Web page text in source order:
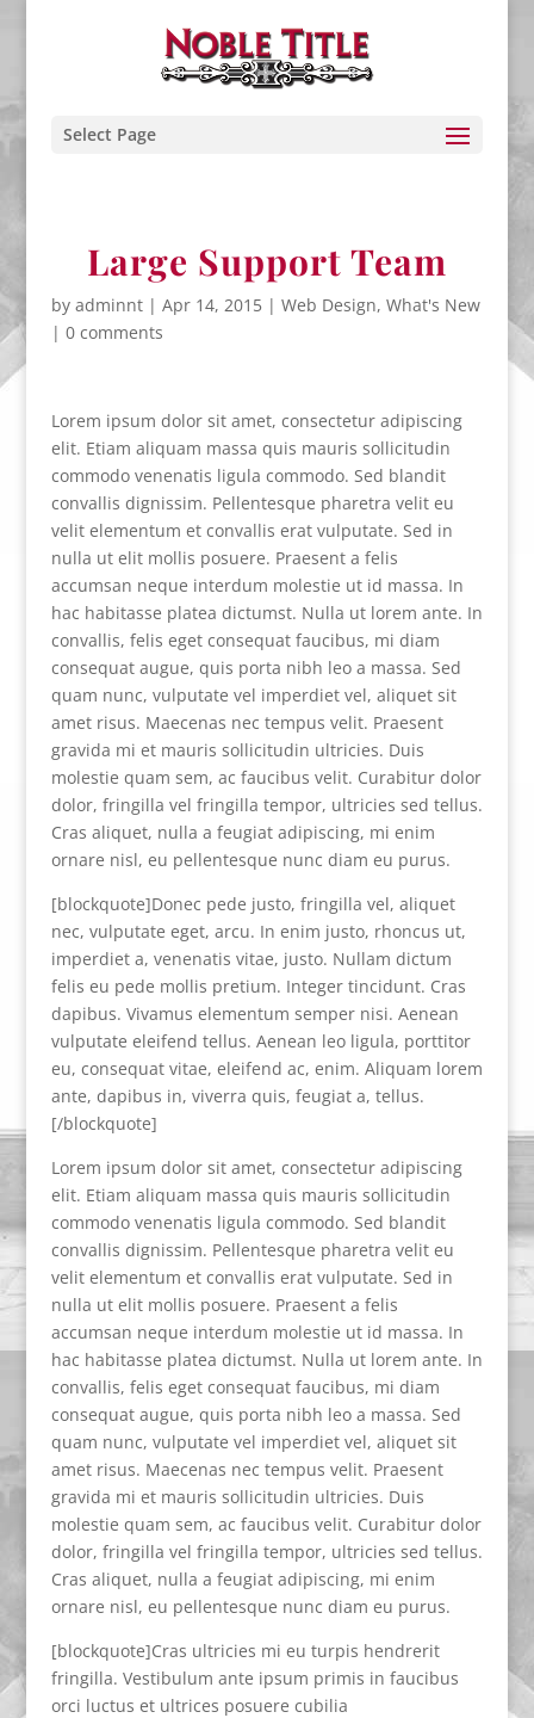
Select Page
Large Support Team
by adminnt| Apr 14, 2015| Web Design, What's New
| 0 comments
Lorem ipsum dolor sit amet, consectetur adipiscing
elit. Etiam aliquam massa quis mauris sollicitudin
commodo venenatis ligula commodo. Sed blandit
convallis dignissim. Pellentesque pharetra velit eu
velit elementum et convallis erat vulputate. Sed in
nulla ut elit mollis posuere. Praesent a felis
accumsan neque interdum molestie ut id massa. In
hac habitasse platea dictumst. Nulla ut lorem ante. In
convallis, felis eget consequat faucibus, mi diam
consequat augue, quis porta nibh leo a massa. Sed
quam nunc, vulputate vel imperdiet vel, aliquet sit
amet risus. Maecenas nec tempus velit. Praesent
gravida mi et mauris sollicitudin ultricies. Duis
molestie quam sem, ac faucibus velit. Curabitur dolor
dolor, fringilla vel fringilla tempor, ultricies sed tellus.
Cras aliquet, nulla a feugiat adipiscing, mi enim
ornare nisl, eu pellentesque nunc diam eu purus.
[blockquote]Donec pede justo, fringilla vel, aliquet
nec, vulputate eget, arcu. In enim justo, rhoncus ut,
imperdiet a, venenatis vitae, justo. Nullam dictum
felis eu pede mollis pretium. Integer tincidunt. Cras
dapibus. Vivamus elementum semper nisi. Aenean
vulputate eleifend tellus. Aenean leo ligula, porttitor
eu, consequat vitae, eleifend ac, enim. Aliquam lorem
ante, dapibus in, viverra quis, feugiat a, tellus.
[/blockquote]
Lorem ipsum dolor sit amet, consectetur adipiscing
elit. Etiam aliquam massa quis mauris sollicitudin
commodo venenatis ligula commodo. Sed blandit
convallis dignissim. Pellentesque pharetra velit eu
velit elementum et convallis erat vulputate. Sed in
nulla ut elit mollis posuere. Praesent a felis
accumsan neque interdum molestie ut id massa. In
hac habitasse platea dictumst. Nulla ut lorem ante. In
convallis, felis eget consequat faucibus, mi diam
consequat augue, quis porta nibh leo a massa. Sed
quam nunc, vulputate vel imperdiet vel, aliquet sit
amet risus. Maecenas nec tempus velit. Praesent
gravida mi et mauris sollicitudin ultricies. Duis
molestie quam sem, ac faucibus velit. Curabitur dolor
dolor, fringilla vel fringilla tempor, ultricies sed tellus.
Cras aliquet, nulla a feugiat adipiscing, mi enim
ornare nisl, eu pellentesque nunc diam eu purus.
[blockquote]Cras ultricies mi eu turpis hendrerit
fringilla. Vestibulum ante ipsum primis in faucibus
orci luctus et ultrices posuere cubilia